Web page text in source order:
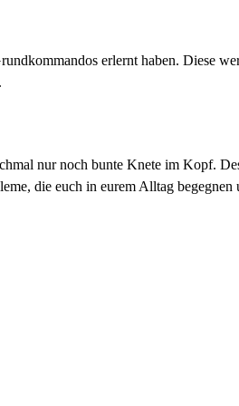
erlernt haben. Diese
nur noch bunte Knete im Kopf.
die euch in eurem Alltag